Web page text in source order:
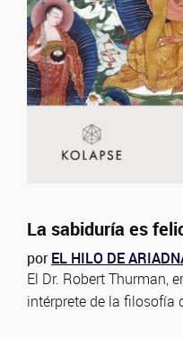
La sabiduría es
porEL HILO DE
El Dr. Robert Thurman,
intérprete de la filosofía